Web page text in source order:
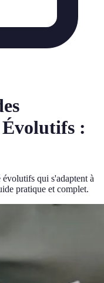
Évolutifs :
qui s'adaptent à
pratique et complet.